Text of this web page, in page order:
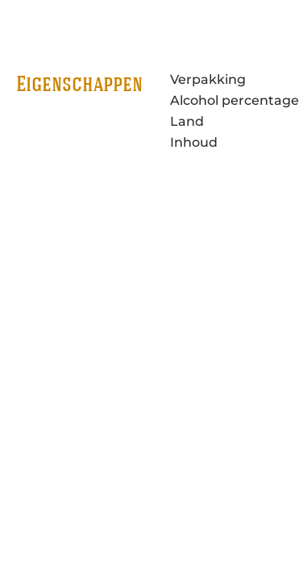
Eigenschappen Verpakking
Alcohol percentage
Land
Inhoud